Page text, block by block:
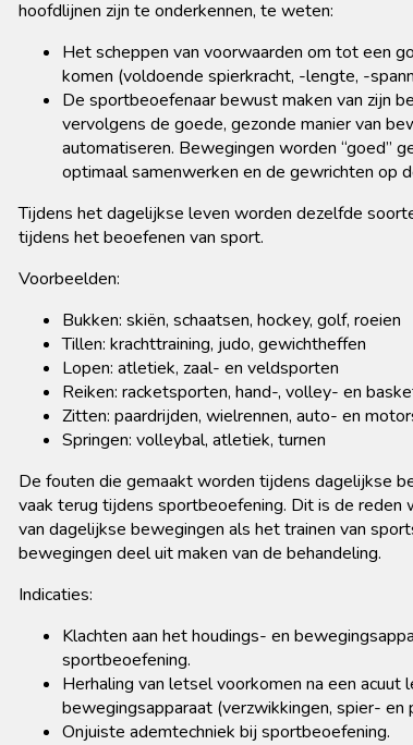
hoofdlijnen zijn te onderkennen, te weten:
Het scheppen van voorwaarden om tot een
komen (voldoende spierkracht, -lengte, -
De sportbeoefenaar bewust maken van zijn
vervolgens de goede, gezonde manier van
automatiseren. Bewegingen worden “goed”
optimaal samenwerken en de gewrichten op
Tijdens het dagelijkse leven worden dezelfde
tijdens het beoefenen van sport.
Voorbeelden:
Bukken: skiën, schaatsen, hockey, golf, roeien
Tillen: krachttraining, judo, gewichtheffen
Lopen: atletiek, zaal- en veldsporten
Reiken: racketsporten, hand-, volley- en
Zitten: paardrijden, wielrennen, auto- en
Springen: volleybal, atletiek, turnen
De fouten die gemaakt worden tijdens dagelijkse
vaak terug tijdens sportbeoefening. Dit is de reden
van dagelijkse bewegingen als het trainen van
bewegingen deel uit maken van de behandeling.
Indicaties:
Klachten aan het houdings- en
sportbeoefening.
Herhaling van letsel voorkomen na een acuut
bewegingsapparaat (verzwikkingen, spier- en
Onjuiste ademtechniek bij sportbeoefening.